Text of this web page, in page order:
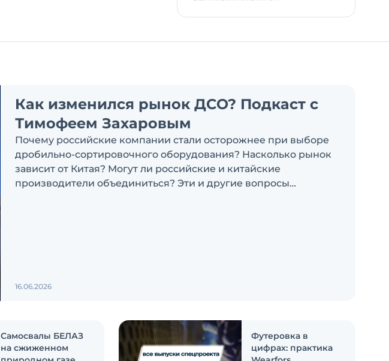
Как изменился рынок ДСО? Подкаст с
Тимофеем Захаровым
Почему российские компании стали осторожнее при выборе
дробильно-сортировочного оборудования? Насколько рынок
зависит от Китая? Могут ли российские и китайские
производители объединиться? Эти и другие вопросы
16.06.2026
Самосвалы БЕЛАЗ
на сжиженном
Футеровка в
цифрах: практика